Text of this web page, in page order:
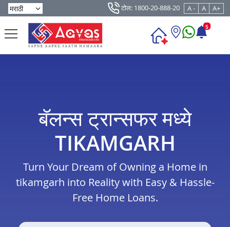
टोल: 1800-20-888-20 A - A A+
5
बॅलन्स ट्रान्सफर मध्ये
TIKAMGARH
Turn Your Dream of Owning a Home in
tikamgarh into Reality with Easy & Hassle-
Free Home Loans.